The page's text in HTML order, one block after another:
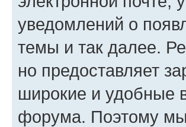
уведомлений о
темы и так далее.
но предоставляет
широкие и удобные
форума. Поэтому